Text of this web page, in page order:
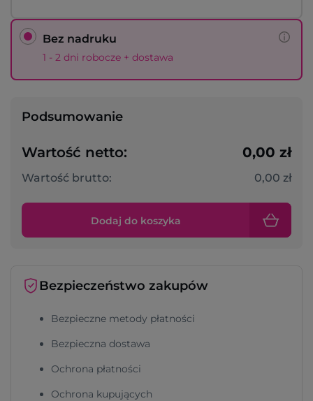
Bez nadruku
1 - 2 dni robocze + dostawa
Podsumowanie
Wartość netto: 0,00 zł
Wartość brutto: 0,00 zł
Dodaj do koszyka
Bezpieczeństwo zakupów
Bezpieczne metody płatności
Bezpieczna dostawa
Ochrona płatności
Ochrona kupujących